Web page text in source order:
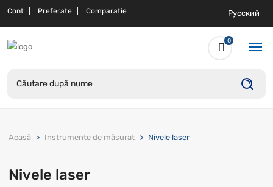
Cont Preferate Comparatie Русский
0
Acasă Instrumente de măsurat Nivele laser
Nivele laser